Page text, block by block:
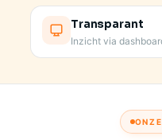
Transparant
Inzicht via